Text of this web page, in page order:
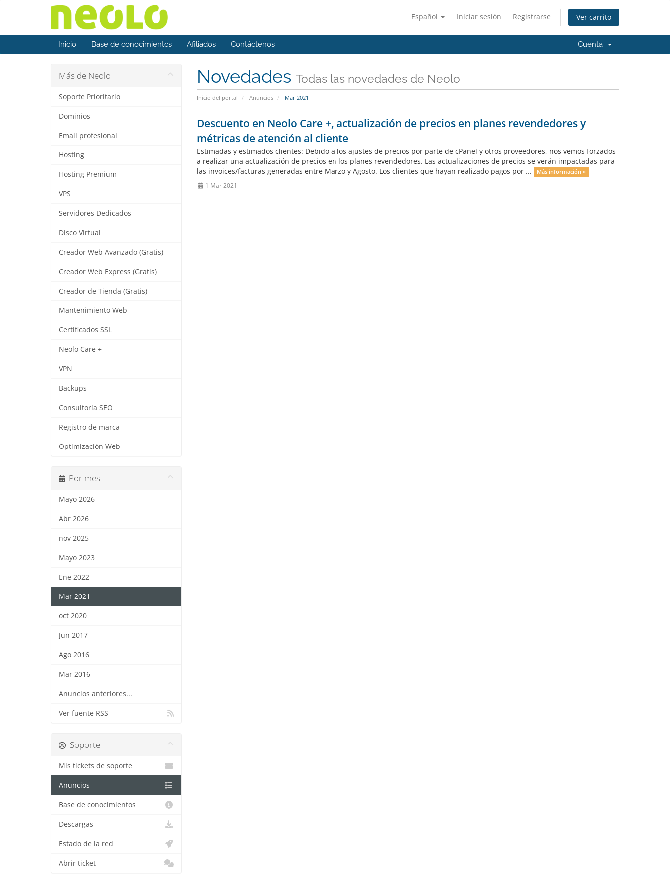
Español Iniciar sesión Registrarse Ver carrito
Inicio Base de conocimientos Afiliados Contáctenos Cuenta
Novedades Todas las novedades de Neolo
Inicio del portal Anuncios Mar 2021
Más de Neolo
Soporte Prioritario
Dominios
Email profesional
Hosting
Hosting Premium
VPS
Servidores Dedicados
Disco Virtual
Creador Web Avanzado (Gratis)
Creador Web Express (Gratis)
Creador de Tienda (Gratis)
Mantenimiento Web
Certificados SSL
Neolo Care +
VPN
Backups
Consultoría SEO
Registro de marca
Optimización Web
Por mes
Mayo 2026
Abr 2026
nov 2025
Mayo 2023
Ene 2022
Mar 2021
oct 2020
Jun 2017
Ago 2016
Mar 2016
Anuncios anteriores...
Ver fuente RSS
Descuento en Neolo Care +, actualización de precios en planes revendedores y
métricas de atención al cliente
Estimadas y estimados clientes: Debido a los ajustes de precios por parte de cPanel y otros proveedores, nos vemos forzados
a realizar una actualización de precios en los planes revendedores. Las actualizaciones de precios se verán impactadas para
las invoices/facturas generadas entre Marzo y Agosto. Los clientes que hayan realizado pagos por ...
Más información »
1 Mar 2021
Soporte
Mis tickets de soporte
Anuncios
Base de conocimientos
Descargas
Estado de la red
Abrir ticket